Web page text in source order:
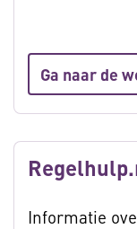
Ga naar de
Informatie